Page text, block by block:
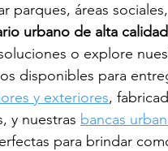
parques, áreas
urbano de alta calidad
o explore
disponibles para
y exteriores,
y nuestras bancas
para brindar